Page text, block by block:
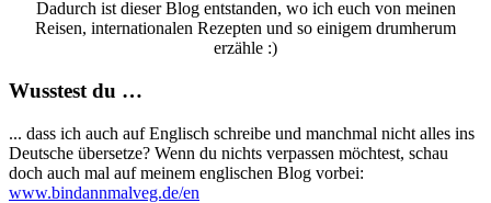
Dadurch ist dieser Blog entstanden, wo ich euch von meinen
Reisen, internationalen Rezepten und so einigem drumherum
erzähle :)
Wusstest du …
... dass ich auch auf Englisch schreibe und manchmal nicht alles ins
Deutsche übersetze? Wenn du nichts verpassen möchtest, schau
doch auch mal auf meinem englischen Blog vorbei:
www.bindannmalveg.de/en